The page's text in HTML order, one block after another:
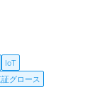
IoT
証グロース